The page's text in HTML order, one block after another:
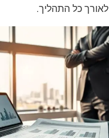
לאורך כל התהליך.